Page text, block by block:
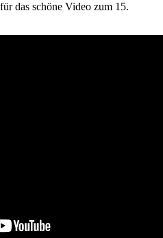
das schöne Video zum 15.